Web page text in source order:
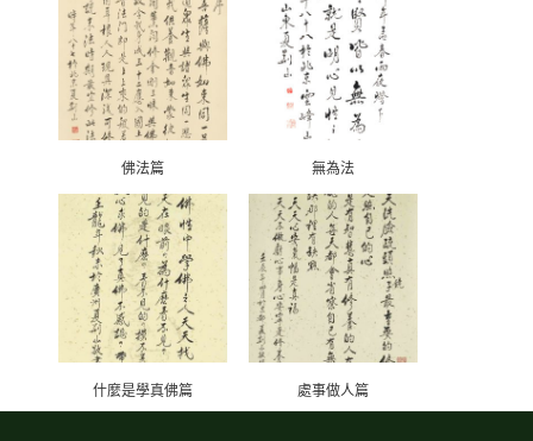
佛法篇 無為法
什麼是學真佛篇 處事做人篇